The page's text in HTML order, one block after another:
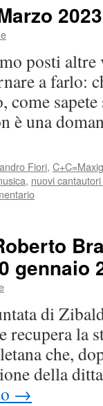
posti altre
a farlo:
sapete
è una
Fiori,
, nuovi
gennaio
di
recupera la
che,
della
→